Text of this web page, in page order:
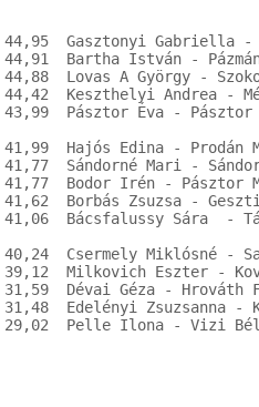
Gasztonyi Gabriella
Bartha István -
Lovas A György -
Keszthelyi Andrea -
Pásztor Éva -
Hajós Edina - Prodán
Sándorné Mari -
Bodor Irén - Pásztor
Borbás Zsuzsa -
Bácsfalussy Sára  -
Csermely Miklósné -
Milkovich Eszter -
Dévai Géza - Hrováth
Edelényi Zsuzsanna -
Pelle Ilona - Vizi